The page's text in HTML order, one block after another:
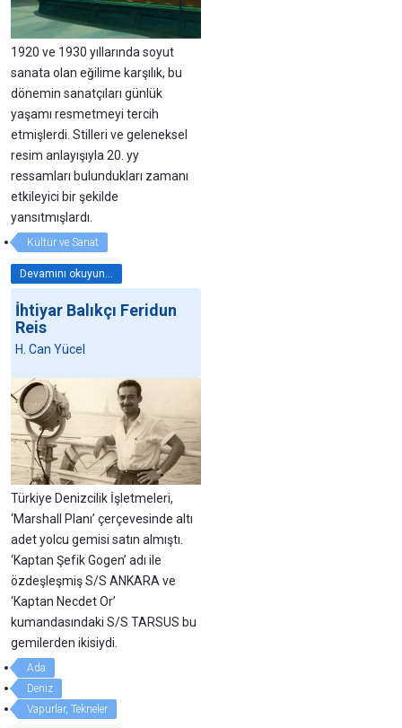
1920 ve 1930 yıllarında soyut
sanata olan eğilime karşılık, bu
dönemin sanatçıları günlük
yaşamı resmetmeyi tercih
etmişlerdi. Stilleri ve geleneksel
resim anlayışıyla 20. yy
ressamları bulundukları zamanı
etkileyici bir şekilde
yansıtmışlardı.
Kültür ve Sanat
Devamını okuyun...
İhtiyar Balıkçı Feridun
Reis
H. Can Yücel
Türkiye Denizcilik İşletmeleri,
‘Marshall Planı’ çerçevesinde altı
adet yolcu gemisi satın almıştı.
‘Kaptan Şefik Gogen’ adı ile
özdeşleşmiş S/S ANKARA ve
‘Kaptan Necdet Or’
kumandasındaki S/S TARSUS bu
gemilerden ikisiydi.
Ada
Deniz
Vapurlar, Tekneler